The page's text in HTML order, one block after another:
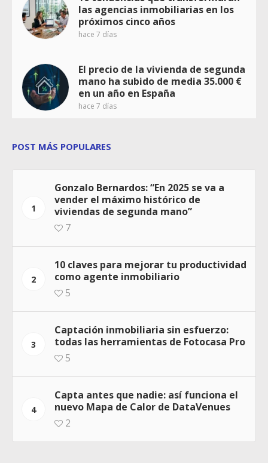
las agencias inmobiliarias en los
próximos cinco años
hace 7 días
El precio de la vivienda de segunda
mano ha subido de media 35.000 €
en un año en España
hace 7 días
POST MÁS POPULARES
1
Gonzalo Bernardos: “En 2025 se va a
vender el máximo histórico de
viviendas de segunda mano”
7
2
10 claves para mejorar tu productividad
como agente inmobiliario
5
3
Captación inmobiliaria sin esfuerzo:
todas las herramientas de Fotocasa Pro
5
4
Capta antes que nadie: así funciona el
nuevo Mapa de Calor de DataVenues
2